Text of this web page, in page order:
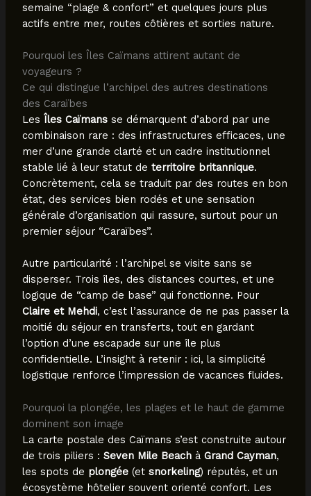
semaine “plage & confort” et quelques jours plus
actifs entre mer, routes côtières et sorties nature.
Pourquoi les Îles Caïmans attirent autant de
voyageurs ?
Ce qui distingue l’archipel des autres destinations
des Caraïbes
Les Îles Caïmansse démarquent d’abord par une
combinaison rare : des infrastructures efficaces, une
mer d’une grande clarté et un cadre institutionnel
stable lié à leur statut de territoire britannique.
Concrètement, cela se traduit par des routes en bon
état, des services bien rodés et une sensation
générale d’organisation qui rassure, surtout pour un
premier séjour “Caraïbes”.
Autre particularité : l’archipel se visite sans se
disperser. Trois îles, des distances courtes, et une
logique de “camp de base” qui fonctionne. Pour
Claire et Mehdi, c’est l’assurance de ne pas passer la
moitié du séjour en transferts, tout en gardant
l’option d’une escapade sur une île plus
confidentielle. L’insight à retenir : ici, la simplicité
logistique renforce l’impression de vacances fluides.
Pourquoi la plongée, les plages et le haut de gamme
dominent son image
La carte postale des Caïmans s’est construite autour
de trois piliers : Seven Mile Beachà Grand Cayman,
les spots de plongée(et snorkeling) réputés, et un
écosystème hôtelier souvent orienté confort. Les